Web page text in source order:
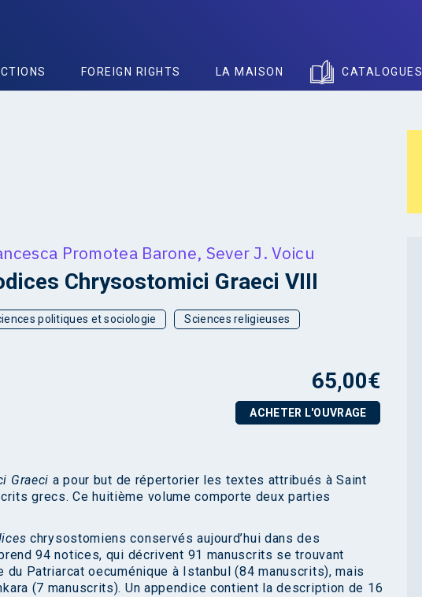
FOREIGN RIGHTS LA MAISON CATALOGUES
Promotea Barone, Sever J. Voicu
Chrysostomici Graeci VIII
politiques et sociologie Sciences religieuses
65,00€
ACHETER L'OUVRAGE
Graeci a pour but de répertorier les textes attribués à Saint
grecs. Ce huitième volume comporte deux parties
chrysostomiens conservés aujourd’hui dans des
94 notices, qui décrivent 91 manuscrits se trouvant
Patriarcat oecuménique à Istanbul (84 manuscrits), mais
(7 manuscrits). Un appendice contient la description de 16